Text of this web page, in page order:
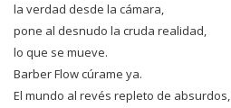
la verdad desde la cámara,
pone al desnudo la cruda realidad,
lo que se mueve.
Barber Flow cúrame ya.
El mundo al revés repleto de absurdos,